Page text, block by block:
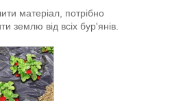
матеріал, потрібно
землю від всіх бур'янів.